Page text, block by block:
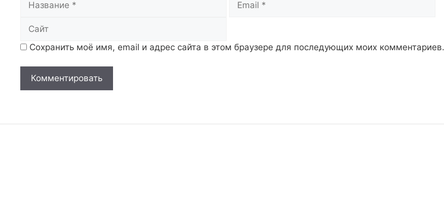
Сохранить моё имя, email и адрес сайта в этом браузере для последующих моих комментариев.